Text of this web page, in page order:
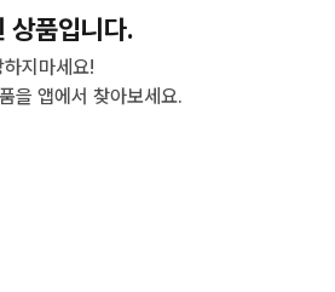
상품입니다.
하지마세요!
을 앱에서 찾아보세요.